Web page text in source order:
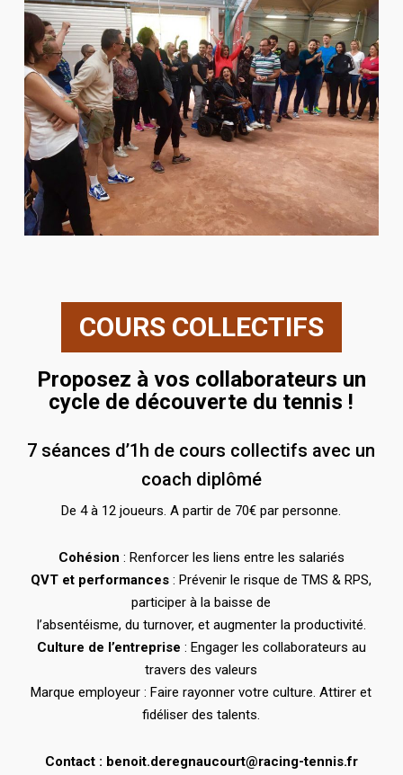
COURS COLLECTIFS
Proposez à vos collaborateurs un
cycle de découverte du tennis !
7 séances d’1h de cours collectifs avec un
coach diplômé
De 4 à 12 joueurs. A partir de 70€ par personne.
Cohésion : Renforcer les liens entre les salariés
QVT et performances : Prévenir le risque de TMS & RPS,
participer à la baisse de
l’absentéisme, du turnover, et augmenter la productivité.
Culture de l’entreprise : Engager les collaborateurs au
travers des valeurs
Marque employeur : Faire rayonner votre culture. Attirer et
fidéliser des talents.
Contact : benoit.deregnaucourt@racing-tennis.fr